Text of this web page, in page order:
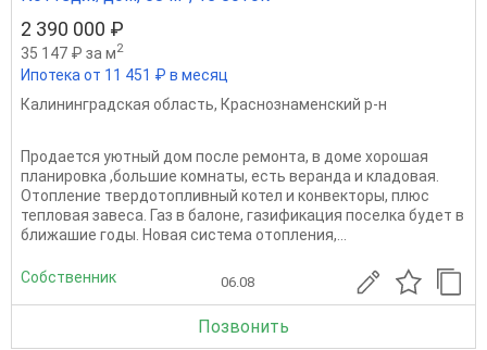
2 390 000 ₽
35 147 ₽ за м2
Ипотека от 11 451 ₽ в месяц
Калининградская область, Краснознаменский р-н
Продается уютный дом после ремонта, в доме хорошая
планировка ,большие комнаты, есть веранда и кладовая.
Отопление твердотопливный котел и конвекторы, плюс
тепловая завеса. Газ в балоне, газификация поселка будет в
ближашие годы. Новая система отопления,...
Собственник 06.08
Позвонить